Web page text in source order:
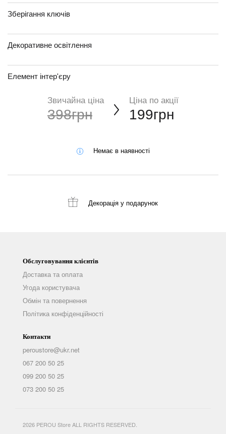
Зберігання ключів
Декоративне освітлення
Елемент інтер'єру
Звичайна ціна
398грн
Ціна по акції
199грн
Немає в наявності
Декорація у подарунок
Обслуговування клієнтів
Доставка та оплата
Угода користувача
Обмін та повернення
Політика конфіденційності
Контакти
peroustore@ukr.net
067 200 50 25
099 200 50 25
073 200 50 25
2026 PEROU Store ALL RIGHTS RESERVED.